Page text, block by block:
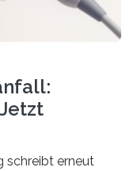
in
schreibt erneut